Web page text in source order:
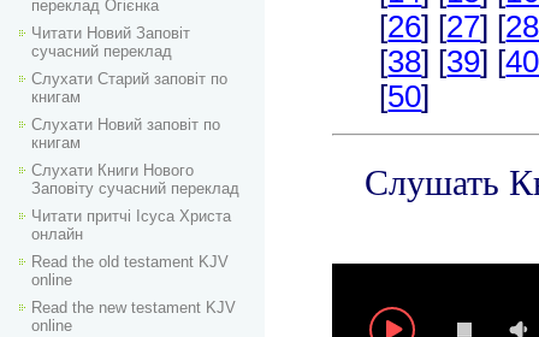
переклад Огієнка
Читати Новий Заповіт
сучасний переклад
Слухати Старий заповіт по
книгам
Слухати Новий заповіт по
книгам
Слухати Книги Нового
Заповіту сучасний переклад
Читати притчі Ісуса Христа
онлайн
Read the old testament KJV
online
Read the new testament KJV
online